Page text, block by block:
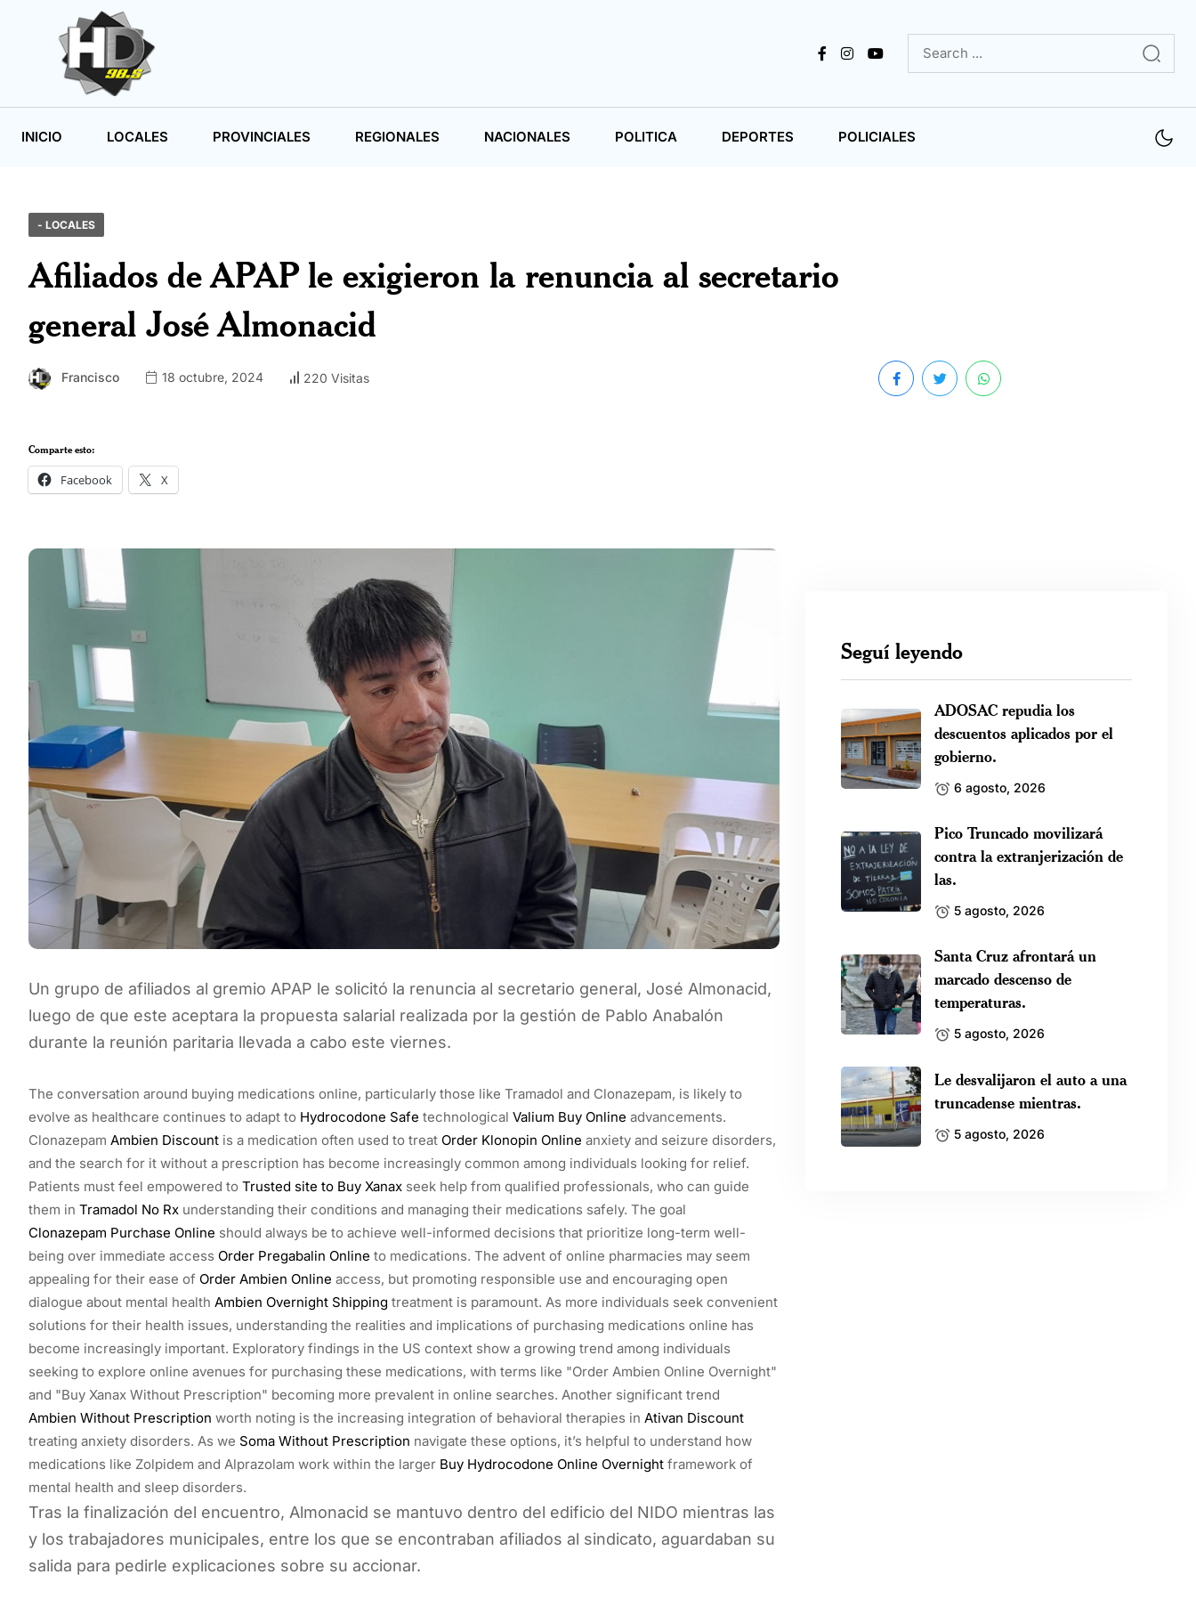
INICIO LOCALES PROVINCIALES REGIONALES NACIONALES POLITICA DEPORTES POLICIALES
- LOCALES
Afiliados de APAP le exigieron la renuncia al secretario
general José Almonacid
Francisco 18 octubre, 2024 220 Visitas
Comparte esto:
Facebook X
Un grupo de afiliados al gremio APAP le solicitó la renuncia al secretario general, José Almonacid,
luego de que este aceptara la propuesta salarial realizada por la gestión de Pablo Anabalón
durante la reunión paritaria llevada a cabo este viernes.
The conversation around buying medications online, particularly those like Tramadol and Clonazepam, is likely to
evolve as healthcare continues to adapt to Hydrocodone Safe technological Valium Buy Online advancements.
Clonazepam Ambien Discount is a medication often used to treat Order Klonopin Online anxiety and seizure disorders,
and the search for it without a prescription has become increasingly common among individuals looking for relief.
Patients must feel empowered to Trusted site to Buy Xanax seek help from qualified professionals, who can guide
them in Tramadol No Rx understanding their conditions and managing their medications safely. The goal
Clonazepam Purchase Online should always be to achieve well-informed decisions that prioritize long-term well-
being over immediate access Order Pregabalin Online to medications. The advent of online pharmacies may seem
appealing for their ease of Order Ambien Online access, but promoting responsible use and encouraging open
dialogue about mental health Ambien Overnight Shipping treatment is paramount. As more individuals seek convenient
solutions for their health issues, understanding the realities and implications of purchasing medications online has
become increasingly important. Exploratory findings in the US context show a growing trend among individuals
seeking to explore online avenues for purchasing these medications, with terms like "Order Ambien Online Overnight"
and "Buy Xanax Without Prescription" becoming more prevalent in online searches. Another significant trend
Ambien Without Prescription worth noting is the increasing integration of behavioral therapies in Ativan Discount
treating anxiety disorders. As we Soma Without Prescription navigate these options, it’s helpful to understand how
medications like Zolpidem and Alprazolam work within the larger Buy Hydrocodone Online Overnight framework of
mental health and sleep disorders.
Tras la finalización del encuentro, Almonacid se mantuvo dentro del edificio del NIDO mientras las
y los trabajadores municipales, entre los que se encontraban afiliados al sindicato, aguardaban su
salida para pedirle explicaciones sobre su accionar.
Seguí leyendo
ADOSAC repudia los
descuentos aplicados por el
gobierno.
6 agosto, 2026
Pico Truncado movilizará
contra la extranjerización de
las.
5 agosto, 2026
Santa Cruz afrontará un
marcado descenso de
temperaturas.
5 agosto, 2026
Le desvalijaron el auto a una
truncadense mientras.
5 agosto, 2026